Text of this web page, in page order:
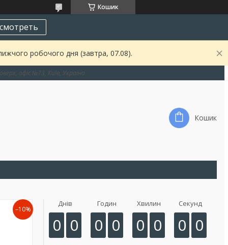
Кошик
робочого дня (завтра, 07.08).
офіс №73, Київ, Україна
Кошик
–10%
Днів
0 0
Годин
0 0
Хвилин
0 0
Секунд
0 0